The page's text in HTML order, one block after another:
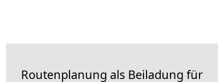
Routenplanung als Beiladung für